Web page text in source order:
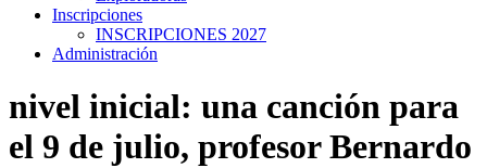
Inscripciones
INSCRIPCIONES 2027
Administración
nivel inicial: una canción para
el 9 de julio, profesor Bernardo